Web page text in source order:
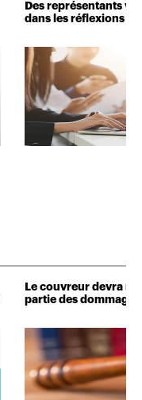
Des représentants
dans les réflexions de
Le couvreur devra
partie des dommages